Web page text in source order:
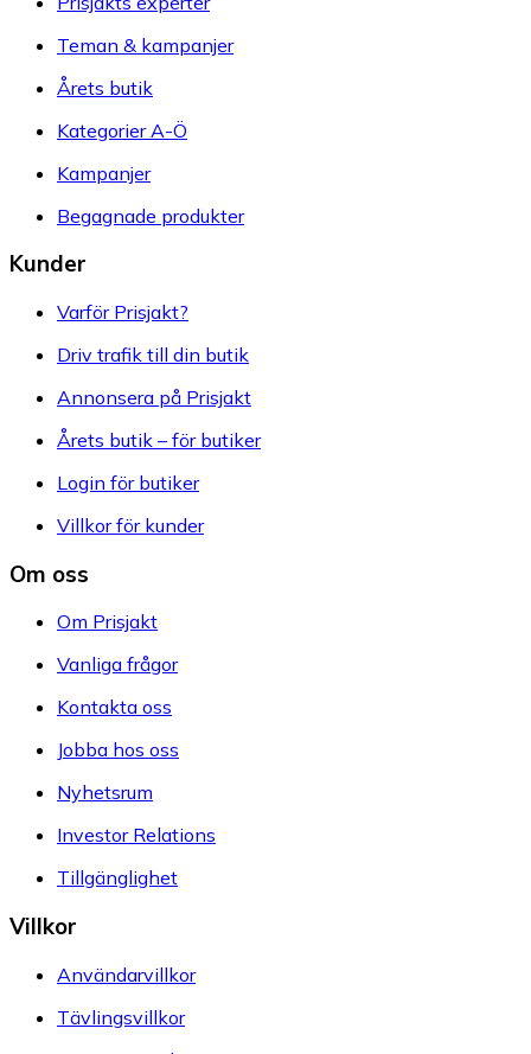
Teman & kampanjer
Årets butik
Kategorier A-Ö
Kampanjer
Begagnade produkter
Kunder
Varför Prisjakt?
Driv trafik till din butik
Annonsera på Prisjakt
Årets butik – för butiker
Login för butiker
Villkor för kunder
Om oss
Om Prisjakt
Vanliga frågor
Kontakta oss
Jobba hos oss
Nyhetsrum
Investor Relations
Tillgänglighet
Villkor
Användarvillkor
Tävlingsvillkor